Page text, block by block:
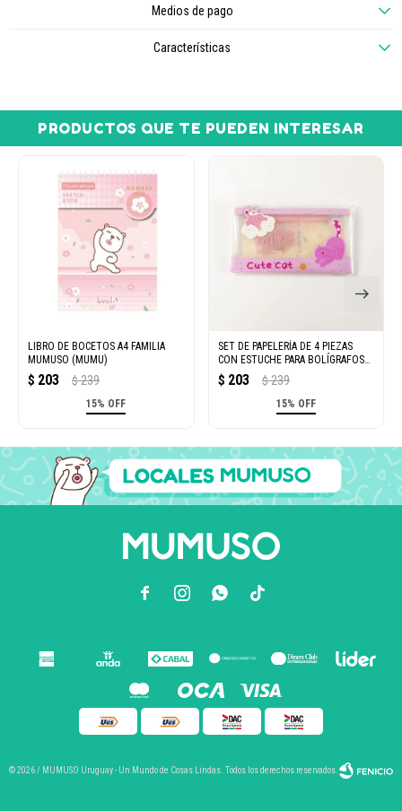
Medios de pago
Características
PRODUCTOS QUE TE PUEDEN INTERESAR
LIBRO DE BOCETOS A4 FAMILIA
MUMUSO (MUMU)
$ 203 $ 239
15% OFF
SET DE PAPELERÍA DE 4 PIEZAS
CON ESTUCHE PARA BOLÍGRAFOS
(MIMI/ROSA)
$ 203 $ 239
15% OFF
  
© 2026 / MUMUSO Uruguay - Un Mundo de Cosas Lindas. Todos los derechos reservados.